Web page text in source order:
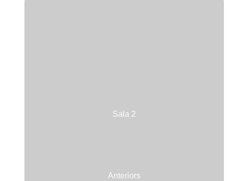
Sala 2
Anteriors